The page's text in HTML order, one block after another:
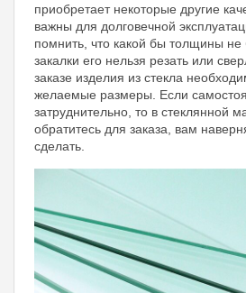
приобретает некоторые другие
важны для долговечной
помнить, что какой бы толщины не
закалки его нельзя резать или
заказе изделия из стекла
желаемые размеры. Если
затруднительно, то в стеклянной
обратитесь для заказа, вам
сделать.